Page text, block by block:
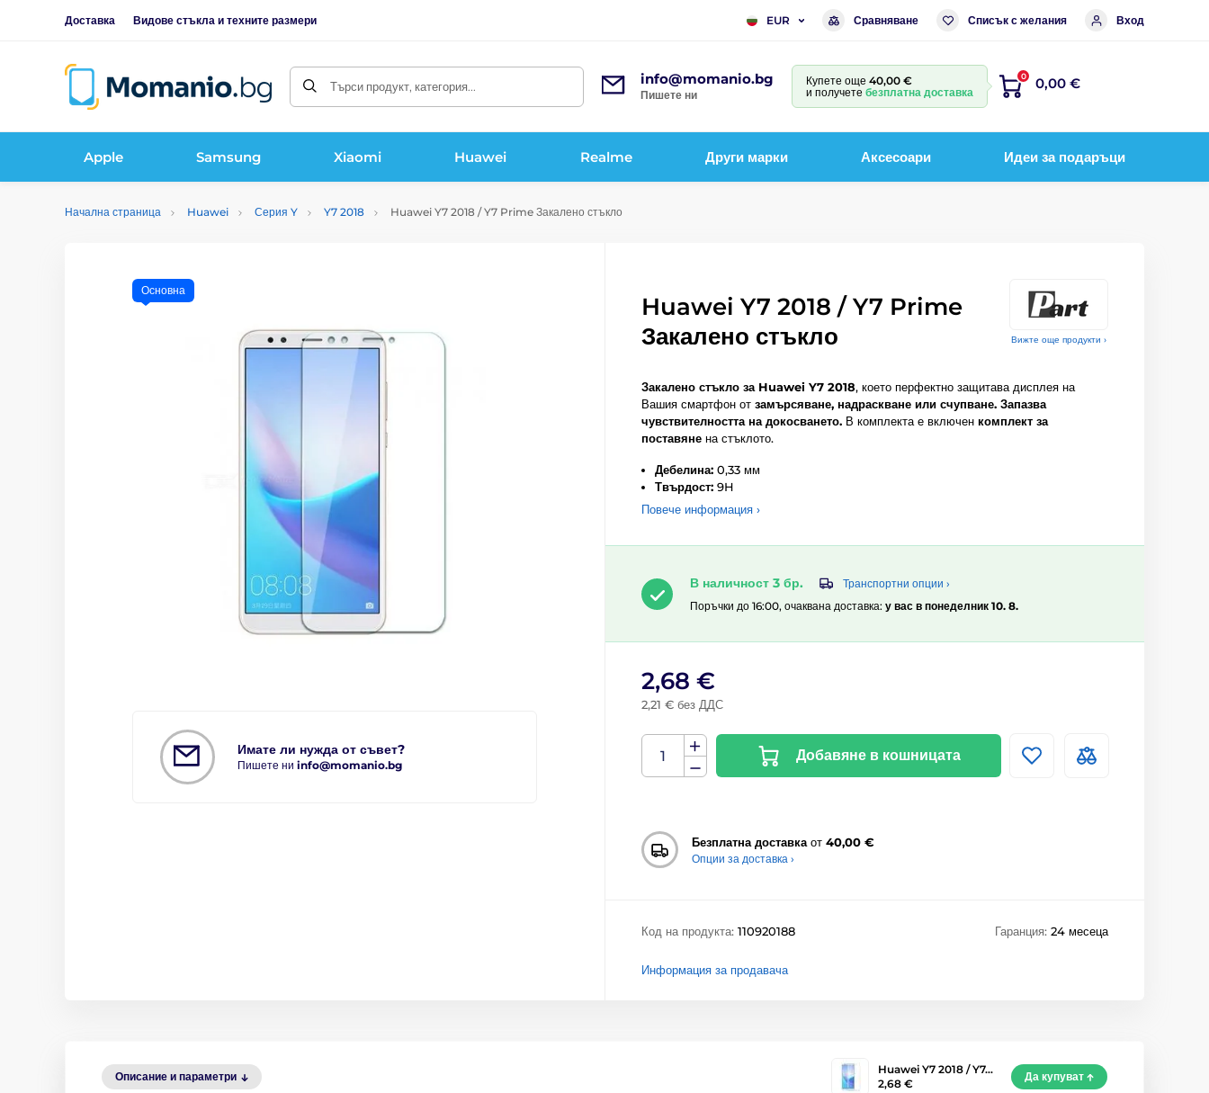
Доставка Видове стъкла и техните размери EUR Сравняване Списък с желания Вход
Търси продукт, категория... info@momanio.bg
Пишете ни
Купете още 40,00 €
и получете безплатна доставка
0 0,00 €
Apple Samsung Xiaomi Huawei Realme Други марки Аксесоари Идеи за подаръци
Начална страница Huawei Серия Y Y7 2018 Huawei Y7 2018 / Y7 Prime Закалено стъкло
Вижте още продукти ›
Имате ли нужда от съвет?
Пишете ни info@momanio.bg
Основна
Huawei Y7 2018 / Y7 Prime
Закалено стъкло
Закалено стъкло за Huawei Y7 2018, което перфектно защитава дисплея на
Вашия смартфон от замърсяване, надраскване или счупване. Запазва
чувствителността на докосването. В комплекта е включен комплект за
поставяне на стъклото.
Дебелина: 0,33 мм
Твърдост: 9H
Повече информация ›
В наличност 3 бр.
Транспортни опции ›
Поръчки до 16:00, очаквана доставка: у вас в понеделник 10. 8.
2,68 €
2,21 € без ДДС
Добавяне в кошницата
Безплатна доставка от 40,00 €
Опции за доставка ›
Код на продукта: 110920188 Гаранция: 24 месеца
Информация за продавача
Описание и параметри
Huawei Y7 2018 / Y7…
2,68 €
Да купуват